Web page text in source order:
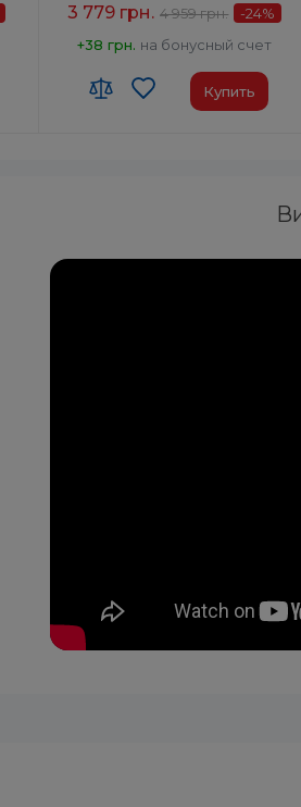
3 779 грн. 4 959 грн. -24%
+38 грн. на бонусный счет
Купить